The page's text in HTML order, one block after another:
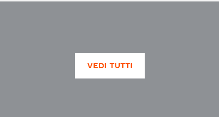
VEDI TUTTI